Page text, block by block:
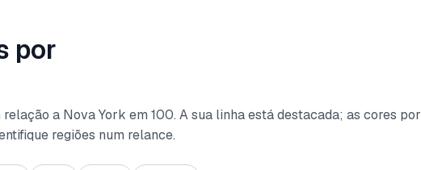
por
a Nova York em 100. A sua linha está destacada; as cores por
regiões num relance.